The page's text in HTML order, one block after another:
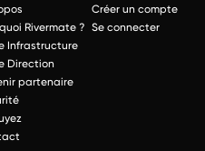
Rivermate ?
Infrastructure
Direction
partenaire
Créer un compte
Se connecter